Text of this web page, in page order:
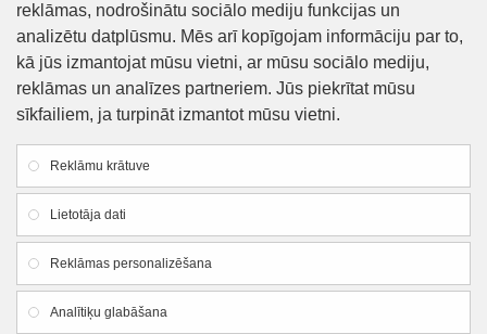
Kontakti
Piegāde un apmaksa
Preču iegādes nosacījumi
Atteikuma veidlapa
Firmas rekvizīti
SIA "Lauku apgāds un meliorācija"
Reg. Nr.:44103005426
reklāmas, nodrošinātu sociālo mediju funkcijas un
analizētu datplūsmu. Mēs arī kopīgojam informāciju par to,
kā jūs izmantojat mūsu vietni, ar mūsu sociālo mediju,
reklāmas un analīzes partneriem. Jūs piekrītat mūsu
sīkfailiem, ja turpināt izmantot mūsu vietni.
Reklāmu krātuve
Lietotāja dati
Reklāmas personalizēšana
Analītiķu glabāšana